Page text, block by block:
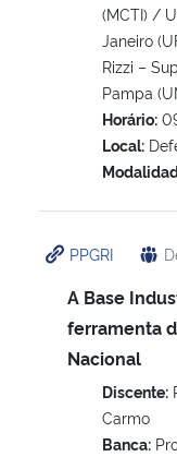
(MCTI) /
Janeiro
Rizzi –
Pampa
Horário:
Local:
PPGRI
A Base
ferramenta
Nacional
Discente:
Carmo
Banca: